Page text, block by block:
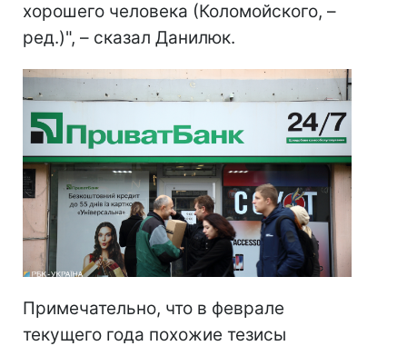
хорошего человека (Коломойского, –
ред.)", – сказал Данилюк.
Примечательно, что в феврале
текущего года похожие тезисы